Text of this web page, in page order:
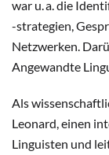
war u. a. die
-strategien,
Netzwerken.
Angewandte
Als
Leonard, einen
Linguisten und